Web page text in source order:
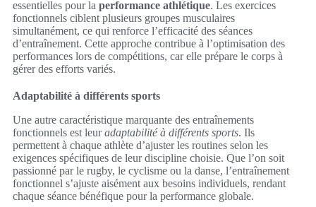
essentielles pour la performance athlétique. Les exercices
fonctionnels ciblent plusieurs groupes musculaires
simultanément, ce qui renforce l’efficacité des séances
d’entraînement. Cette approche contribue à l’optimisation des
performances lors de compétitions, car elle prépare le corps à
gérer des efforts variés.
Adaptabilité à différents sports
Une autre caractéristique marquante des entraînements
fonctionnels est leuradaptabilité à différents sports. Ils
permettent à chaque athlète d’ajuster les routines selon les
exigences spécifiques de leur discipline choisie. Que l’on soit
passionné par le rugby, le cyclisme ou la danse, l’entraînement
fonctionnel s’ajuste aisément aux besoins individuels, rendant
chaque séance bénéfique pour la performance globale.